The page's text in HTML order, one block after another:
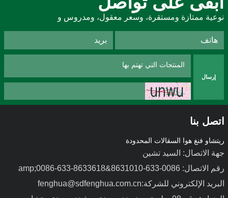
قوالب فولاذية خفيفة الوزن قوالب صب من سبائك الألومنيوم
نوعية ممتازة ومستقرة، وسعر معقول، ومدروس و
إرسال
اتصل بنا
ريتشاو فنغ هوا السقالات المحدودة
جهة الاتصال: السيد تشين
رقم الاتصال: 0086-633-8631010&amp;0086-633-8633618
البريد الإلكتروني للشركة:fenghua@sdfenghua.com.cn